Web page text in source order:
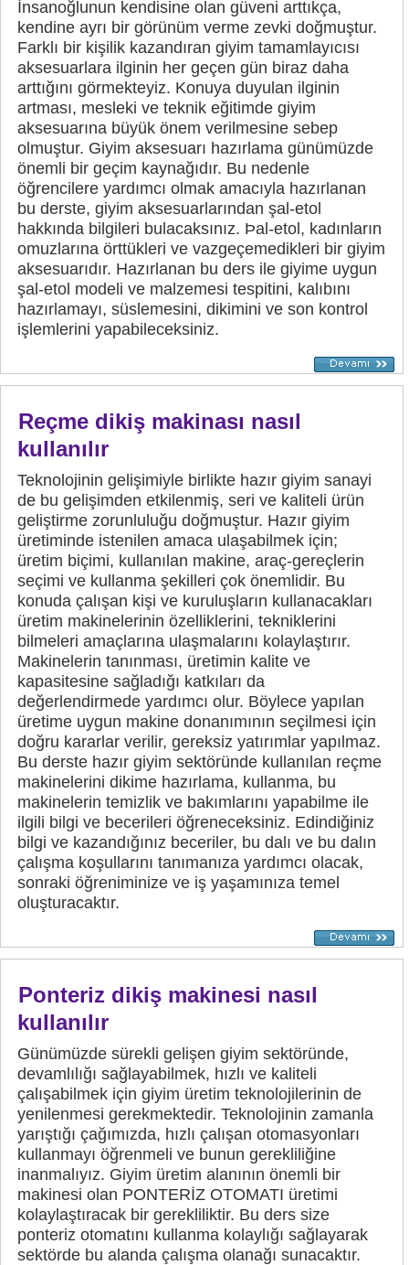
İnsanoğlunun kendisine olan güveni arttıkça,
kendine ayrı bir görünüm verme zevki doğmuştur.
Farklı bir kişilik kazandıran giyim tamamlayıcısı
aksesuarlara ilginin her geçen gün biraz daha
arttığını görmekteyiz. Konuya duyulan ilginin
artması, mesleki ve teknik eğitimde giyim
aksesuarına büyük önem verilmesine sebep
olmuştur. Giyim aksesuarı hazırlama günümüzde
önemli bir geçim kaynağıdır. Bu nedenle
öğrencilere yardımcı olmak amacıyla hazırlanan
bu derste, giyim aksesuarlarından şal-etol
hakkında bilgileri bulacaksınız. Þal-etol, kadınların
omuzlarına örttükleri ve vazgeçemedikleri bir giyim
aksesuarıdır. Hazırlanan bu ders ile giyime uygun
şal-etol modeli ve malzemesi tespitini, kalıbını
hazırlamayı, süslemesini, dikimini ve son kontrol
işlemlerini yapabileceksiniz.
Reçme dikiş makinası nasıl
kullanılır
Teknolojinin gelişimiyle birlikte hazır giyim sanayi
de bu gelişimden etkilenmiş, seri ve kaliteli ürün
geliştirme zorunluluğu doğmuştur. Hazır giyim
üretiminde istenilen amaca ulaşabilmek için;
üretim biçimi, kullanılan makine, araç-gereçlerin
seçimi ve kullanma şekilleri çok önemlidir. Bu
konuda çalışan kişi ve kuruluşların kullanacakları
üretim makinelerinin özelliklerini, tekniklerini
bilmeleri amaçlarına ulaşmalarını kolaylaştırır.
Makinelerin tanınması, üretimin kalite ve
kapasitesine sağladığı katkıları da
değerlendirmede yardımcı olur. Böylece yapılan
üretime uygun makine donanımının seçilmesi için
doğru kararlar verilir, gereksiz yatırımlar yapılmaz.
Bu derste hazır giyim sektöründe kullanılan reçme
makinelerini dikime hazırlama, kullanma, bu
makinelerin temizlik ve bakımlarını yapabilme ile
ilgili bilgi ve becerileri öğreneceksiniz. Edindiğiniz
bilgi ve kazandığınız beceriler, bu dalı ve bu dalın
çalışma koşullarını tanımanıza yardımcı olacak,
sonraki öğreniminize ve iş yaşamınıza temel
oluşturacaktır.
Ponteriz dikiş makinesi nasıl
kullanılır
Günümüzde sürekli gelişen giyim sektöründe,
devamlılığı sağlayabilmek, hızlı ve kaliteli
çalışabilmek için giyim üretim teknolojilerinin de
yenilenmesi gerekmektedir. Teknolojinin zamanla
yarıştığı çağımızda, hızlı çalışan otomasyonları
kullanmayı öğrenmeli ve bunun gerekliliğine
inanmalıyız. Giyim üretim alanının önemli bir
makinesi olan PONTERİZ OTOMATI üretimi
kolaylaştıracak bir gerekliliktir. Bu ders size
ponteriz otomatını kullanma kolaylığı sağlayarak
sektörde bu alanda çalışma olanağı sunacaktır.